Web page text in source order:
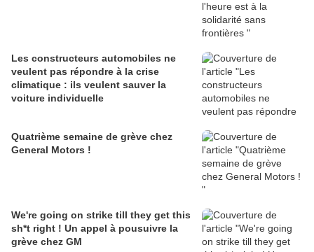
Les constructeurs automobiles ne
veulent pas répondre à la crise
climatique : ils veulent sauver la
voiture individuelle
Quatrième semaine de grève chez
General Motors !
We're going on strike till they get this
sh*t right ! Un appel à pousuivre la
grève chez GM